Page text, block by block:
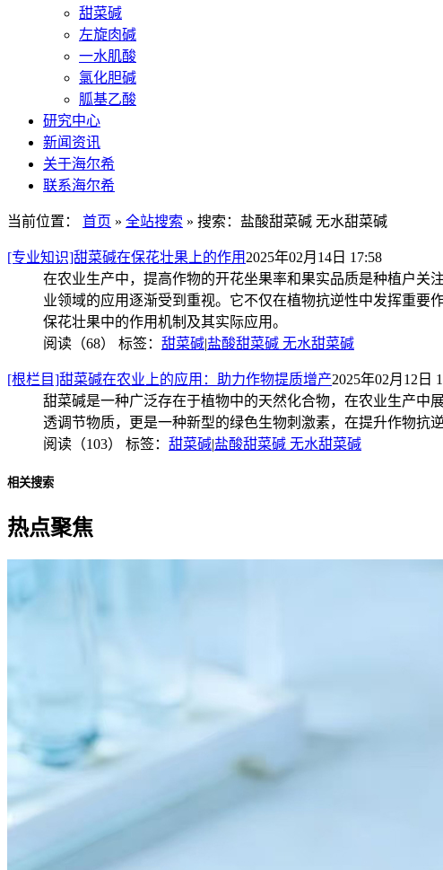
甜菜碱
左旋肉碱
一水肌酸
氯化胆碱
胍基乙酸
研究中心
新闻资讯
关于海尔希
联系海尔希
当前位置： 首页 » 全站搜索 » 搜索：盐酸甜菜碱 无水甜菜碱
[专业知识]甜菜碱在保花壮果上的作用 2025年02月14日 17:58
在农业生产中，提高作物的开花坐果率和果实品质是种植户关
业领域的应用逐渐受到重视。它不仅在植物抗逆性中发挥重要
保花壮果中的作用机制及其实际应用。
阅读（68） 标签： 甜菜碱|盐酸甜菜碱 无水甜菜碱
[根栏目]甜菜碱在农业上的应用：助力作物提质增产2025年02月12日
甜菜碱是一种广泛存在于植物中的天然化合物，在农业生产中
透调节物质，更是一种新型的绿色生物刺激素，在提升作物抗
阅读（103） 标签： 甜菜碱|盐酸甜菜碱 无水甜菜碱
相关搜索
热点聚焦